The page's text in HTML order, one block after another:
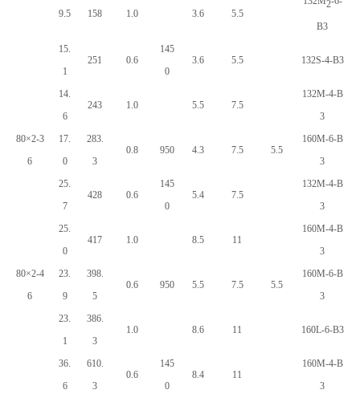
9.5 158 1.0 3.6 5.5
2
B3
15.
1
251 0.6
145
0
3.6 5.5 132S-4-B3
14.
6
243 1.0 5.5 7.5
132M-4-B
3
80×2-3
6
17.
0
283.
3
0.8 950 4.3 7.5 5.5
160M-6-B
3
25.
7
428 0.6
145
0
5.4 7.5
132M-4-B
3
25.
0
417 1.0 8.5 11
160M-4-B
3
80×2-4
6
23.
9
398.
5
0.6 950 5.5 7.5 5.5
160M-6-B
3
23.
1
386.
3
1.0 8.6 11 160L-6-B3
36.
6
610.
3
0.6
145
0
8.4 11
160M-4-B
3